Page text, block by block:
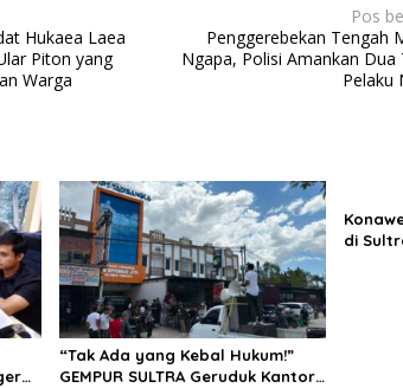
Hukaea Laea
Piton yang
Warga
Pos
Penggerebekan Tengah
Ngapa, Polisi Amankan Dua
Pelaku
“Tak Ada yang Kebal Hukum!”
GEMPUR SULTRA Geruduk Kantor
di